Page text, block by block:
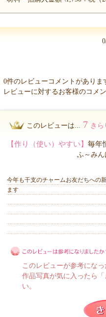
0件のレビューコメントがありま
レビューに対するお客様のコメ
このレビューは... 7 きら
【作り（使い）やすい】 毎年
ふ～み
今年も干支のチャームお友だちへの
ます
このレビューが参考になっ
作品写真が気に入ったら
い。